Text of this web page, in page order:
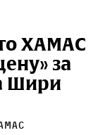
ХАМАС
за
Шири